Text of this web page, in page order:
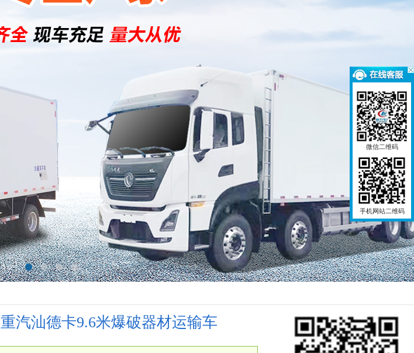
重汽汕德卡9.6米爆破器材运输车
微信二维码
手机网站二维码